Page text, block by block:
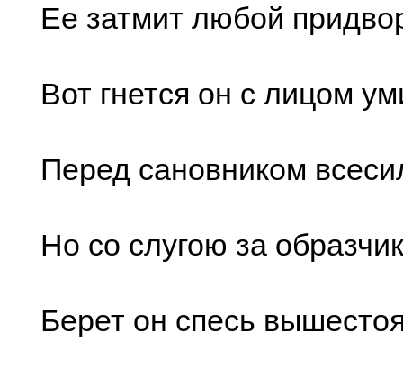
Ее затмит любой
Вот гнется он с лицом
Перед сановником
Но со слугою за образчик
Берет он спесь